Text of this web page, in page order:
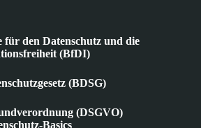
für den Datenschutz und die
(BfDI)
(BDSG)
(DSGVO)
Basics